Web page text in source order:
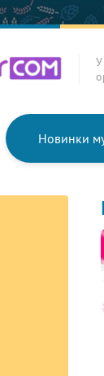
У
Новинки